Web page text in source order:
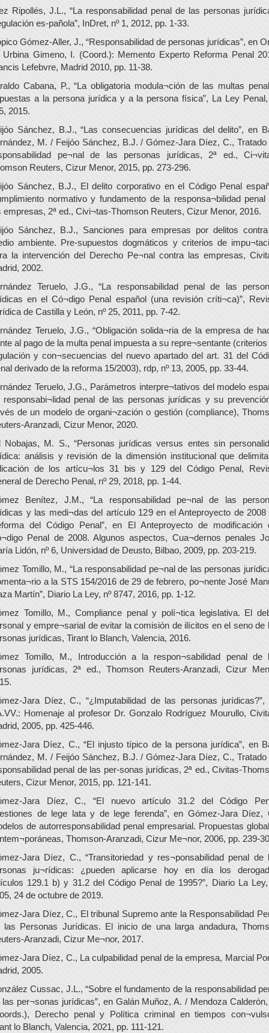
Ripollés, J.L., “La responsabilidad penal de las personas
es-pañola”, InDret, nº 1, 2012, pp. 1-33.
Gómez-Aller, J., “Responsabilidad de personas jurídicas”, en
Urbina Gimeno, I. (Coord.): Memento Experto Reforma Penal
Lefebvre, Madrid 2010, pp. 11-38.
Cabana, P., “La obligatoria modula¬ción de las multas
a la persona jurídica y a la persona física”, La Ley Penal,
2015.
Sánchez, B.J., “Las consecuencias jurídicas del delito”, en
M. / Feijóo Sánchez, B.J. / Gómez-Jara Díez, C., Tratado
pe¬nal de las personas jurídicas, 2ª ed.,
Reuters, Cizur Menor, 2015, pp. 273-296.
Sánchez, B.J., El delito corporativo en el Código Penal
normativo y fundamento de la responsa¬bilidad penal
empresas, 2ª ed., Civi¬tas-Thomson Reuters, Cizur Menor, 2016.
Sánchez, B.J., Sanciones para empresas por delitos
ambiente. Pre-supuestos dogmáticos y criterios de
la intervención del Derecho Pe¬nal contra las empresas,
2002.
Teruelo, J.G., “La responsabilidad penal de las
en el Có¬digo Penal español (una revisión críti¬ca)”,
de Castilla y León, nº 25, 2011, pp. 7-42.
Teruelo, J.G., “Obligación solida¬ria de la empresa de
al pago de la multa penal impuesta a su repre¬sentante (criterios
y con¬secuencias del nuevo apartado del art. 31 del
derivado de la reforma 15/2003), rdp, nº 13, 2005, pp. 33-44.
Teruelo, J.G., Parámetros interpre¬tativos del modelo
responsabi¬lidad penal de las personas jurídicas y su
de un modelo de organi¬zación o gestión (compliance),
Aranzadi, Cizur Menor, 2020.
Nobajas, M. S., “Personas jurídicas versus entes sin
análisis y revisión de la dimensión institucional que
de los artícu¬los 31 bis y 129 del Código Penal,
de Derecho Penal, nº 29, 2018, pp. 1-44.
Benítez, J.M., “La responsabilidad pe¬nal de las
y las medi¬das del artículo 129 en el Anteproyecto de 2008
del Código Penal”, en El Anteproyecto de modificación
Penal de 2008. Algunos aspectos, Cua¬dernos penales
Lidón, nº 6, Universidad de Deusto, Bilbao, 2009, pp. 203-219.
Tomillo, M., “La responsabilidad pe¬nal de las personas
a la STS 154/2016 de 29 de febrero, po¬nente José
Martín”, Diario La Ley, nº 8747, 2016, pp. 1-12.
Tomillo, M., Compliance penal y polí¬tica legislativa. El
y empre¬sarial de evitar la comisión de ilícitos en el seno de
jurídicas, Tirant lo Blanch, Valencia, 2016.
Tomillo, M., Introducción a la respon¬sabilidad penal de
jurídicas, 2ª ed., Thomson Reuters-Aranzadi, Cizur
Jara Díez, C., “¿Imputabilidad de las personas jurídicas?”,
Homenaje al profesor Dr. Gonzalo Rodríguez Mourullo,
2005, pp. 425-446.
Jara Díez, C., “El injusto típico de la persona jurídica”, en
M. / Feijóo Sánchez, B.J. / Gómez-Jara Díez, C., Tratado
penal de las per-sonas jurídicas, 2ª ed., Civitas-
Cizur Menor, 2015, pp. 121-141.
Jara Díez, C., “El nuevo artículo 31.2 del Código
de lege lata y de lege ferenda”, en Gómez-Jara Díez,
de autorresponsabilidad penal empresarial. Propuestas
Thomson-Aranzadi, Cizur Me¬nor, 2006, pp. 239-
Jara Díez, C., “Transitoriedad y res¬ponsabilidad penal de
ju¬rídicas: ¿pueden aplicarse hoy en día los
129.1 b) y 31.2 del Código Penal de 1995?”, Diario La Ley,
24 de octubre de 2019.
Jara Díez, C., El tribunal Supremo ante la Responsabilidad
las Personas Jurídicas. El inicio de una larga andadura,
Aranzadi, Cizur Me¬nor, 2017.
Jara Díez, C., La culpabilidad penal de la empresa, Marcial
2005.
Cussac, J.L., “Sobre el fundamento de la responsabilidad
las per¬sonas jurídicas”, en Galán Muñoz, A. / Mendoza
Derecho penal y Política criminal en tiempos
lo Blanch, Valencia, 2021, pp. 111-121.